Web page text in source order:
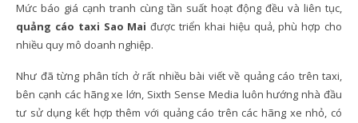
Mức báo giá cạnh tranh cùng tần suất hoạt động đều và liên tục,
quảng cáo taxi Sao Mai được triển khai hiệu quả, phù hợp cho
nhiều quy mô doanh nghiệp.
Như đã từng phân tích ở rất nhiều bài viết về quảng cáo trên taxi,
bên cạnh các hãng xe lớn, Sixth Sense Media luôn hướng nhà đầu
tư sử dụng kết hợp thêm với quảng cáo trên các hãng xe nhỏ, có